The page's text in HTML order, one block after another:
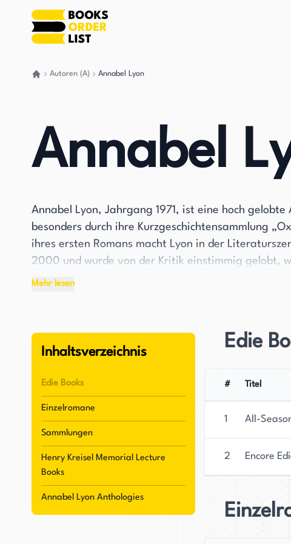
Autoren (A) Annabel Lyon
Annabel
Annabel Lyon, Jahrgang 1971, ist eine hoch
besonders durch ihre Kurzgeschichtensammlung
ihres ersten Romans macht Lyon in der
2000 und wurde von der Kritik einstimmig gelobt,
und ReLit Award einbrachte.
„The Journey Prize Anthology“ und „Write Turns:
Fähigkeit, Leser mit ihrer Schreibkunst zu fesseln,
Neben ihren kreativen Schreibambitionen hat
sich, die Studien in Musik, Philosophie und Recht
hauptberuflich schreibt und für verschiedene
Talent für Erzählkunst und ihrer Leidenschaft für
bedeutende Figur in der Literaturwelt.
Hinter Lyons erfolgreicher Karriere als Autorin
Handwerk zu perfektionieren. Sie verfügt über eine
Mehr lesen
Inhaltsverzeichnis
Edie Books
Einzelromane
Sammlungen
Henry Kreisel Memorial Lecture
Books
Annabel Lyon Anthologies
Edie
# Titel
1 All-
2 Encore